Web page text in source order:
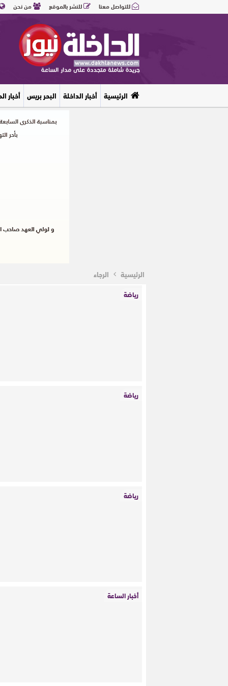
للتواصل معنا للنشر بالموقع من نحن
الرئيسية أخبار الداخلة البحر بريس أخبار
الرئيسية الرجاء
رياضة
رياضة
رياضة
أخبار الساعة